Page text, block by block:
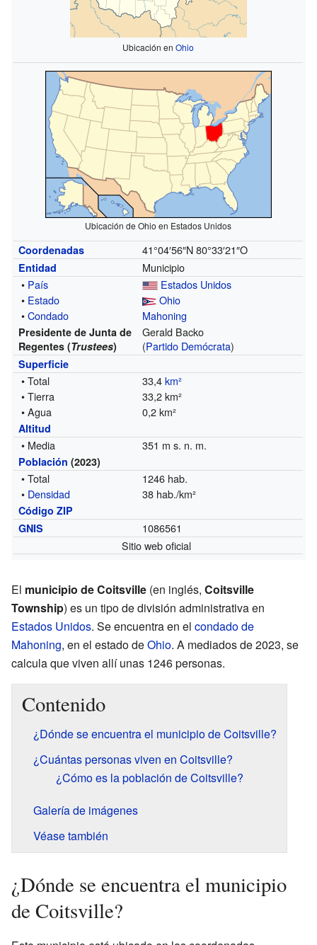
Ubicación enOhio
Ubicación de Ohio en Estados Unidos
Coordenadas 41°04′56″N 80°33′21″O
Entidad
Municipio
• País
Estados Unidos
• Estado
Ohio
•Condado Mahoning
Presidente de Junta de
Regentes (Trustees)
Gerald Backo
(Partido Demócrata)
Superficie
• Total 33,4km²
• Tierra
33,2 km²
• Agua
0,2 km²
Altitud
• Media 351 m s. n. m.
Población (2023)
• Total
1246 hab.
• Densidad 38 hab./km²
Código ZIP
GNIS
1086561
Sitio web oficial
El municipio de Coitsville (en inglés, Coitsville
Township) es un tipo de división administrativa en
Estados Unidos. Se encuentra en el condado de
Mahoning, en el estado deOhio. A mediados de 2023, se
calcula que viven allí unas 1246 personas.
Contenido
¿Dónde se encuentra el municipio de Coitsville?
¿Cuántas personas viven en Coitsville?
¿Cómo es la población de Coitsville?
Galería de imágenes
Véase también
¿Dónde se encuentra el municipio
de Coitsville?